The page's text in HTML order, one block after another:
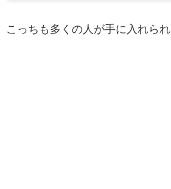
こっちも多くの人が手に入れられ